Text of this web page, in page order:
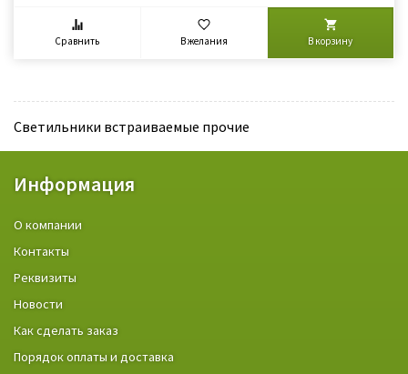
Сравнить В желания В корзину
Светильники встраиваемые прочие
Информация
О компании
Контакты
Реквизиты
Новости
Как сделать заказ
Порядок оплаты и доставка